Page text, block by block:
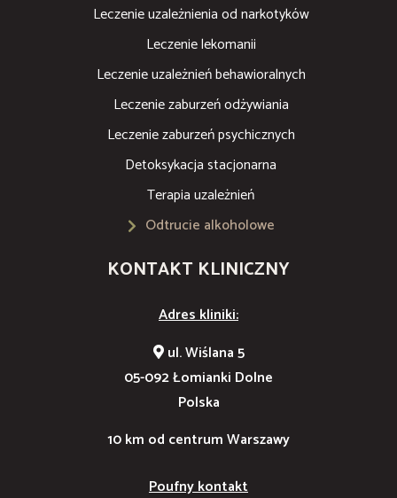
Leczenie uzależnienia od narkotyków
Leczenie lekomanii
Leczenie uzależnień behawioralnych
Leczenie zaburzeń odżywiania
Leczenie zaburzeń psychicznych
Detoksykacja stacjonarna
Terapia uzależnień
Odtrucie alkoholowe
KONTAKT KLINICZNY
Adres kliniki:
ul. Wiślana 5
05-092 Łomianki Dolne
Polska
10 km od centrum Warszawy
Poufny kontakt